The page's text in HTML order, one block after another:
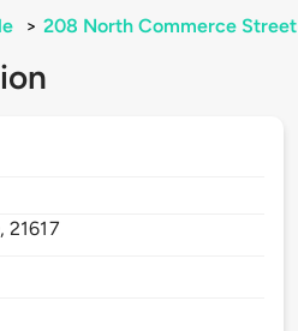
> 208 North Commerce Street
21617